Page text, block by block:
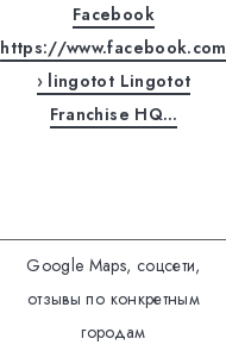
Facebook
https://www.facebook.com
› lingotot Lingotot
Franchise HQ…
Google Maps, соцсети,
отзывы по конкретным
городам